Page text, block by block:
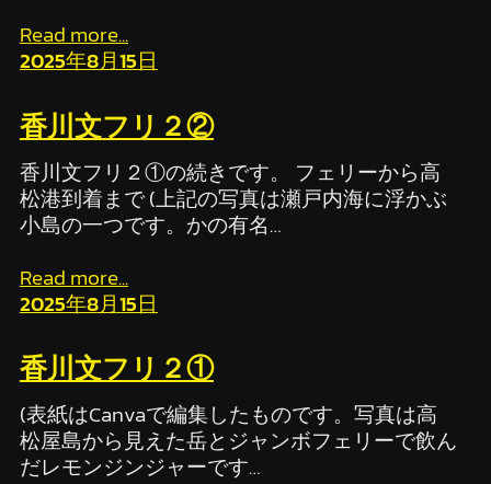
Read more...
2025年8月15日
香川文フリ２②
香川文フリ２①の続きです。 フェリーから高
松港到着まで (上記の写真は瀬戸内海に浮かぶ
小島の一つです。かの有名…
Read more...
2025年8月15日
香川文フリ２①
(表紙はCanvaで編集したものです。写真は高
松屋島から見えた岳とジャンボフェリーで飲ん
だレモンジンジャーです…